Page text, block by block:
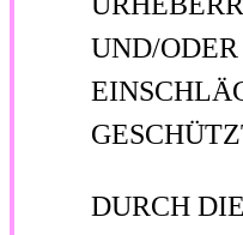
UND/ODER
DURCH